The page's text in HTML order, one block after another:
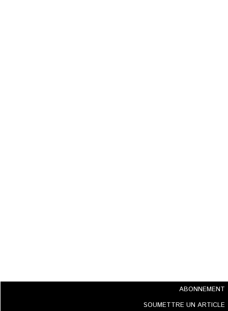
ABONNEMENT
SOUMETTRE UN ARTICLE